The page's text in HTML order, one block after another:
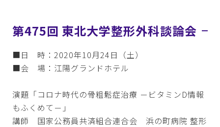
第475回 東北大学整形外科談論会
■日 時：2020年10月24日（土）
■会 場：江陽グランドホテル
演題「コロナ時代の骨粗鬆症治療 －ビタミンD情報
もふくめて－」
講師 国家公務員共済組合連合会 浜の町病院 整形